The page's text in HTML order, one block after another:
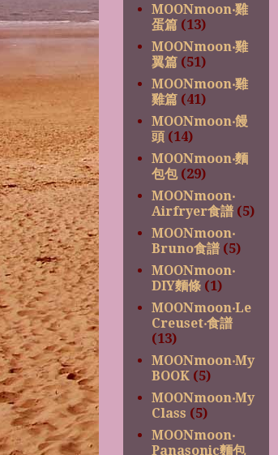
MOONmoon‧雞
蛋篇 (13)
MOONmoon‧雞
翼篇 (51)
MOONmoon‧雞
雞篇 (41)
MOONmoon‧饅
頭 (14)
MOONmoon‧麵
包包 (29)
MOONmoon‧
Airfryer食譜 (5)
MOONmoon‧
Bruno食譜 (5)
MOONmoon‧
DIY麵條 (1)
MOONmoon‧Le
Creuset‧食譜
(13)
MOONmoon‧My
BOOK (5)
MOONmoon‧My
Class (5)
MOONmoon‧
Panasonic麵包